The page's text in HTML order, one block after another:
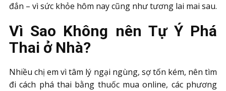
đắn – vì sức khỏe hôm nay cũng như tương lai mai sau.
Vì Sao Không nên Tự Ý Phá
Thai ở Nhà?
Nhiều chị em vì tâm lý ngại ngùng, sợ tốn kém, nên tìm
đi cách phá thai bằng thuốc mua online, các phương